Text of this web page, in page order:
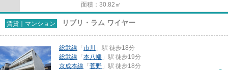
面積：30.82㎡
賃貸｜マンション リブリ・ラム ワイヤー
総武線 「 市川
」駅 徒歩18分
総武線 「 本八幡 」駅 徒歩19分
京成本線 「 菅野 」駅 徒歩18分